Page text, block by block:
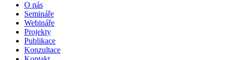
O nás
Semináře
Webináře
Projekty
Publikace
Konzultace